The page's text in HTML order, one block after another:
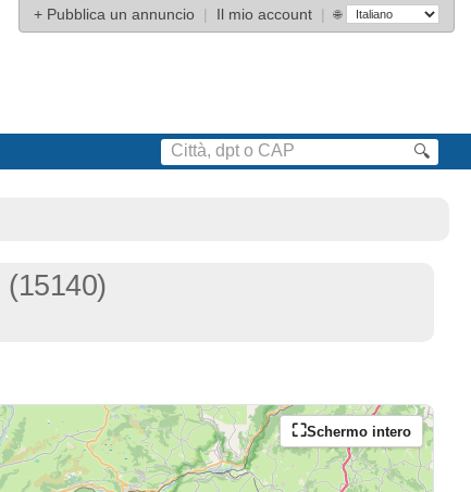
+ Pubblica un annuncio | Il mio account | 🌐
🔍
(15140)
Schermo intero